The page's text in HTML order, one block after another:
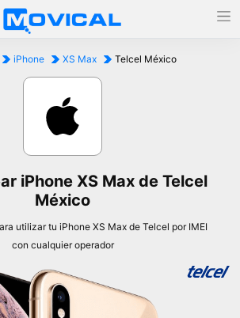
iPhone XS Max Telcel México
iPhone XS Max de Telcel
México
utilizar tu iPhone XS Max de Telcel por IMEI
con cualquier operador